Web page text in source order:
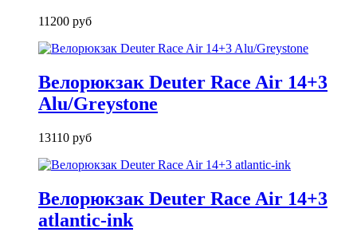
11200 руб
Велорюкзак Deuter Race Air 14+3
Alu/Greystone
13110 руб
Велорюкзак Deuter Race Air 14+3
atlantic-ink